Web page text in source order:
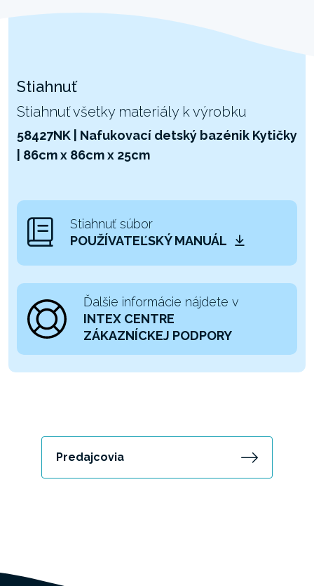
Stiahnuť
Stiahnuť všetky materiály k výrobku
58427NK | Nafukovací detský bazénik Kytičky
| 86cm x 86cm x 25cm
Stiahnuť súbor
POUŽÍVATEĽSKÝ MANUÁL
Ďalšie informácie nájdete v
INTEX CENTRE
ZÁKAZNÍCKEJ PODPORY
Predajcovia